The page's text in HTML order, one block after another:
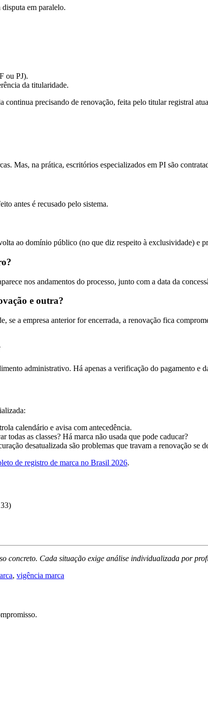
em paralelo.
ou PJ).
da titularidade.
continua precisando de renovação, feita pelo titular registral
Mas, na prática, escritórios especializados em PI são
antes é recusado pelo sistema.
ao domínio público (no que diz respeito à exclusividade) e
nos andamentos do processo, junto com a data da
e outra?
se a empresa anterior for encerrada, a renovação fica
administrativo. Há apenas a verificação do pagamento e
calendário e avisa com antecedência.
todas as classes? Há marca não usada que pode caducar?
desatualizada são problemas que travam a renovação se
de registro de marca no Brasil 2026.
concreto. Cada situação exige análise individualizada por
, vigência marca